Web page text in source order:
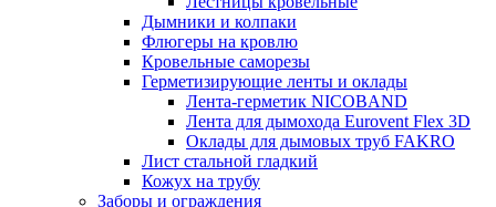
Дымники и колпаки
Флюгеры на кровлю
Кровельные саморезы
Герметизирующие ленты и оклады
Лента-герметик NICOBAND
Лента для дымохода Eurovent Flex 3D
Оклады для дымовых труб FAKRO
Лист стальной гладкий
Кожух на трубу
Заборы и ограждения